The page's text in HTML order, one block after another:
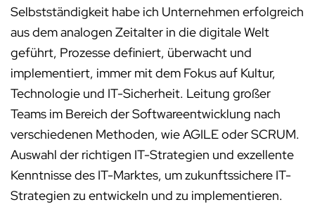
Selbstständigkeit habe ich Unternehmen erfolgreich
aus dem analogen Zeitalter in die digitale Welt
geführt, Prozesse definiert, überwacht und
implementiert, immer mit dem Fokus auf Kultur,
Technologie und IT-Sicherheit. Leitung großer
Teams im Bereich der Softwareentwicklung nach
verschiedenen Methoden, wie AGILE oder SCRUM.
Auswahl der richtigen IT-Strategien und exzellente
Kenntnisse des IT-Marktes, um zukunftssichere IT-
Strategien zu entwickeln und zu implementieren.